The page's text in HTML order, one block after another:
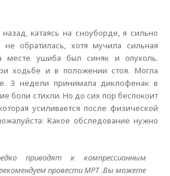
катаясь на сноуборде, я сильно
обратилась, хотя мучила сильная
месте ушиба был синяк и опухоль.
ходьбе и в положении стоя. Могла
3 недели принимала диклофенак в
боли стихли. Но до сих пор беспокоит
усиливается после физической
Какое обследование нужно
приводят к компрессионным
провести МРТ .Вы можете